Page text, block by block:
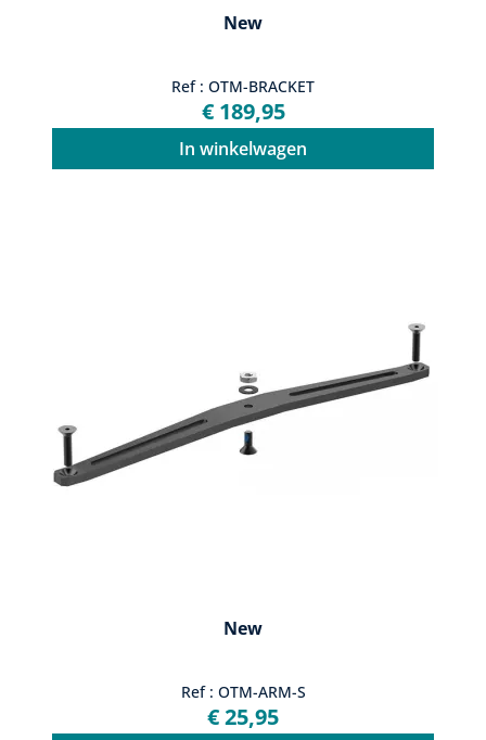
New
Ref : OTM-BRACKET
€ 189,95
In winkelwagen
New
Ref : OTM-ARM-S
€ 25,95